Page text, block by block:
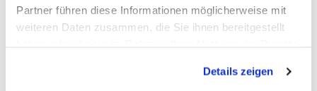
Partner führen diese Informationen möglicherweise mit
weiteren Daten zusammen, die Sie ihnen bereitgestellt
Details zeigen
Verlust/Diebstahl Zulassungsbescheinigung I/II
Zollkennzeichen
Sie möchten Ihr Fahrzeug für kurze Zeit stilllegen? Wenn Sie